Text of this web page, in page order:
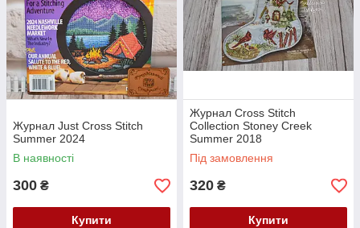
Журнал Just Cross Stitch
Summer 2024
В наявності
300 ₴
Купити
Журнал Cross Stitch
Collection Stoney Creek
Summer 2018
Під замовлення
320 ₴
Купити